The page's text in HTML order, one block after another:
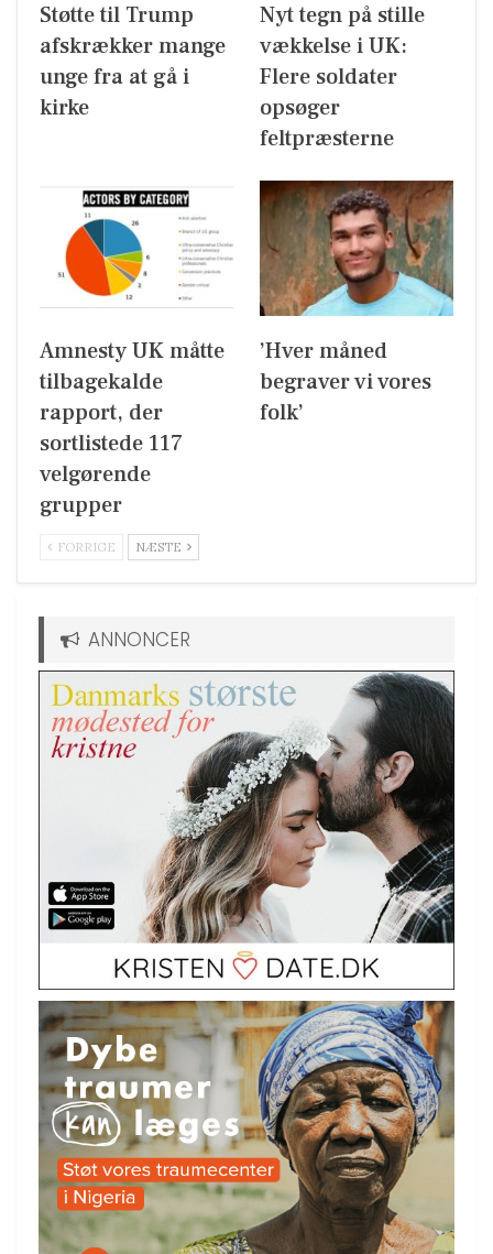
Støtte til Trump
afskrækker mange
unge fra at gå i
kirke
Nyt tegn på stille
vækkelse i UK:
Flere soldater
opsøger
feltpræsterne
Amnesty UK måtte
tilbagekalde
rapport, der
sortlistede 117
velgørende
grupper
’Hver måned
begraver vi vores
folk’
FORRIGE NÆSTE
ANNONCER